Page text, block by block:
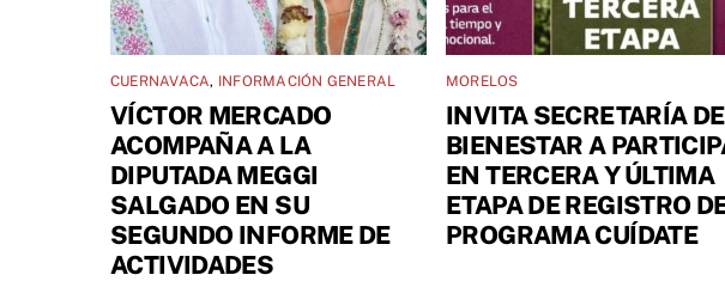
CUERNAVACA, INFORMACIÓN GENERAL
VÍCTOR MERCADO
ACOMPAÑA A LA
DIPUTADA MEGGI
SALGADO EN SU
SEGUNDO INFORME DE
ACTIVIDADES
MORELOS
INVITA SECRETARÍA DE
BIENESTAR A
EN TERCERA Y ÚLTIMA
ETAPA DE REGISTRO
PROGRAMA CUÍDATE